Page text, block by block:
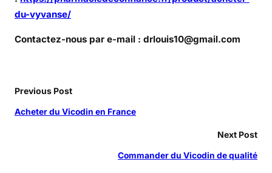
du-vyvanse/
Contactez-nous par e-mail : drlouis10@gmail.com
Previous Post
Acheter du Vicodin en France
Next Post
Commander du Vicodin de qualité